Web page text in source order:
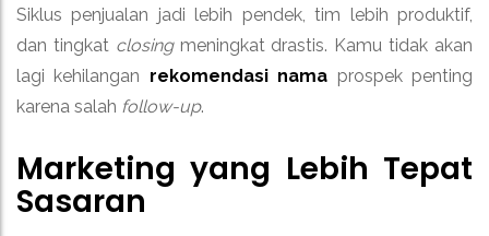
Siklus penjualan jadi lebih pendek, tim lebih produktif,
dan tingkat closingmeningkat drastis. Kamu tidak akan
lagi kehilangan rekomendasi nama prospek penting
karena salah follow-up.
Marketing yang Lebih Tepat
Sasaran